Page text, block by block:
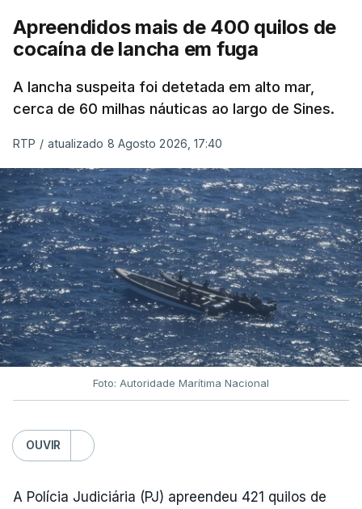
Apreendidos mais de 400 quilos de
cocaína de lancha em fuga
A lancha suspeita foi detetada em alto mar,
cerca de 60 milhas náuticas ao largo de Sines.
RTP / atualizado 8 Agosto 2026, 17:40
Foto: Autoridade Marítima Nacional
OUVIR
A Polícia Judiciária (PJ) apreendeu 421 quilos de